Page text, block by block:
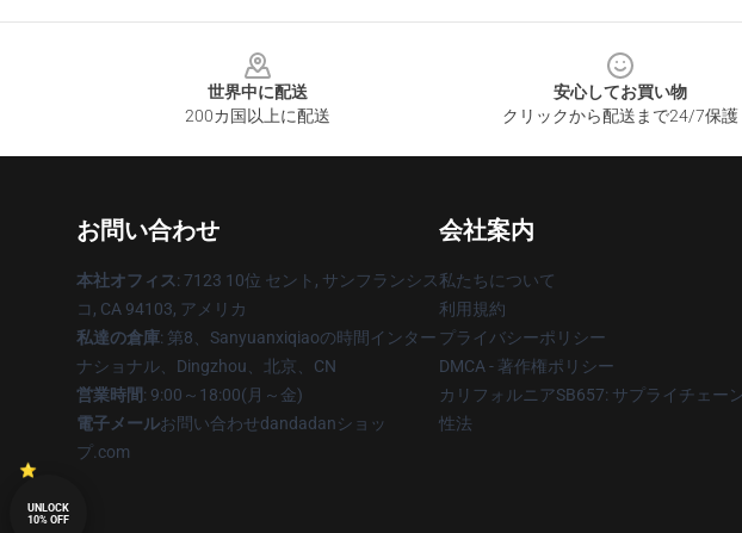
世界中に配送
200カ国以上に配送
安心してお買い物
クリックから配送まで24/7保護
お問い合わせ
本社オフィス: 7123 10位 セント, サンフランシス
コ, CA 94103, アメリカ
私達の倉庫: 第8、Sanyuanxiqiaoの時間インター
ナショナル、Dingzhou、北京、CN
営業時間: 9:00～18:00(月～金)
電子メールお問い合わせdandadanショッ
プ.com
会社案内
私たちについて
利用規約
プライバシーポリシー
DMCA - 著作権ポリシー
カリフォルニアSB657: サプライチェー
性法
UNLOCK
10% OFF